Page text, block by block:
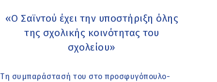
«Ο Σαϊντού έχει την υποστήριξη όλης
της σχολικής κοινότητας του
σχολείου»
Τη συμπαράστασή του στο προσφυγόπουλο-